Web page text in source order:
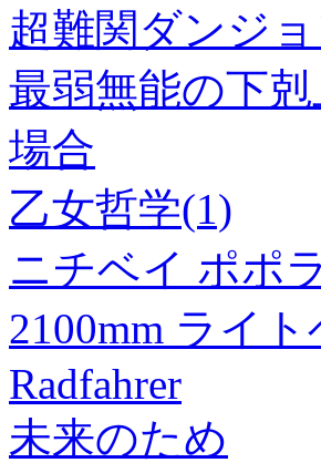
超難関ダンジ
最弱無能の下剋
場合
乙女哲学(1)
ニチベイ ポポ
2100mm ライ
Radfahrer
未来のため